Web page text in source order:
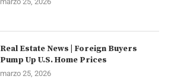
Real Estate News | Foreign Buyers
Pump Up U.S. Home Prices
marzo 25, 2026